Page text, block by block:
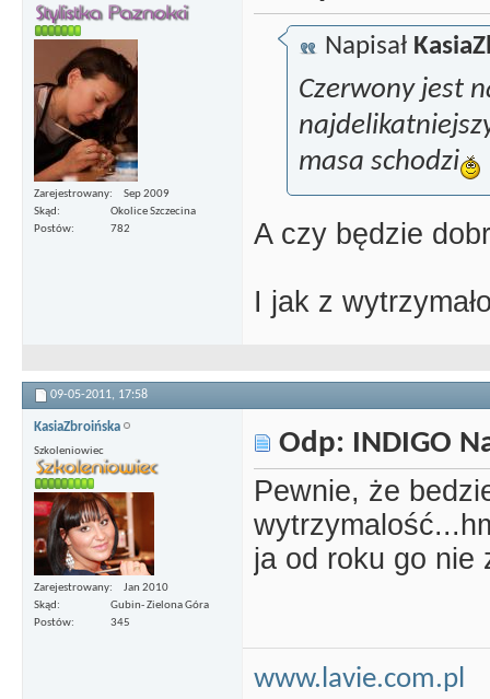
Zarejestrowany
Sep 2009
Skąd
Okolice Szczecina
Postów
782
Napisał
Czerwony jest
masa schodzi
A czy będzie
I jak z
09-05-2011, 17:58
KasiaZbroińska
Szkoleniowiec
Zarejestrowany
Jan 2010
Skąd
Gubin- Zielona Góra
Postów
345
Odp: INDIGO
Pewnie, że
ja od roku go nie
www.lavie.com.pl